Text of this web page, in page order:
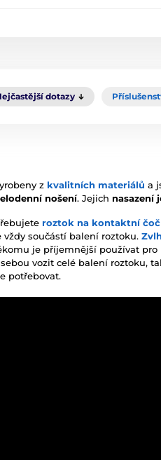
dotazy
z kvalitních materiálů a
nošení. Jejich nasazení
roztok na kontaktní
vždy součástí balení roztoku.
je příjemnější používat pro
vozit celé balení roztoku,
potřebovat.